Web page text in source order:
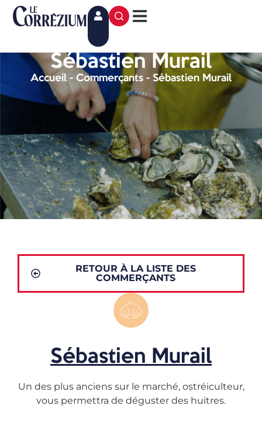
Sébastien Murail
Accueil - Commerçants - Sébastien Murail
RETOUR À LA LISTE DES
COMMERÇANTS
Sébastien Murail
Un des plus anciens sur le marché, ostréiculteur,
vous permettra de déguster des huitres.